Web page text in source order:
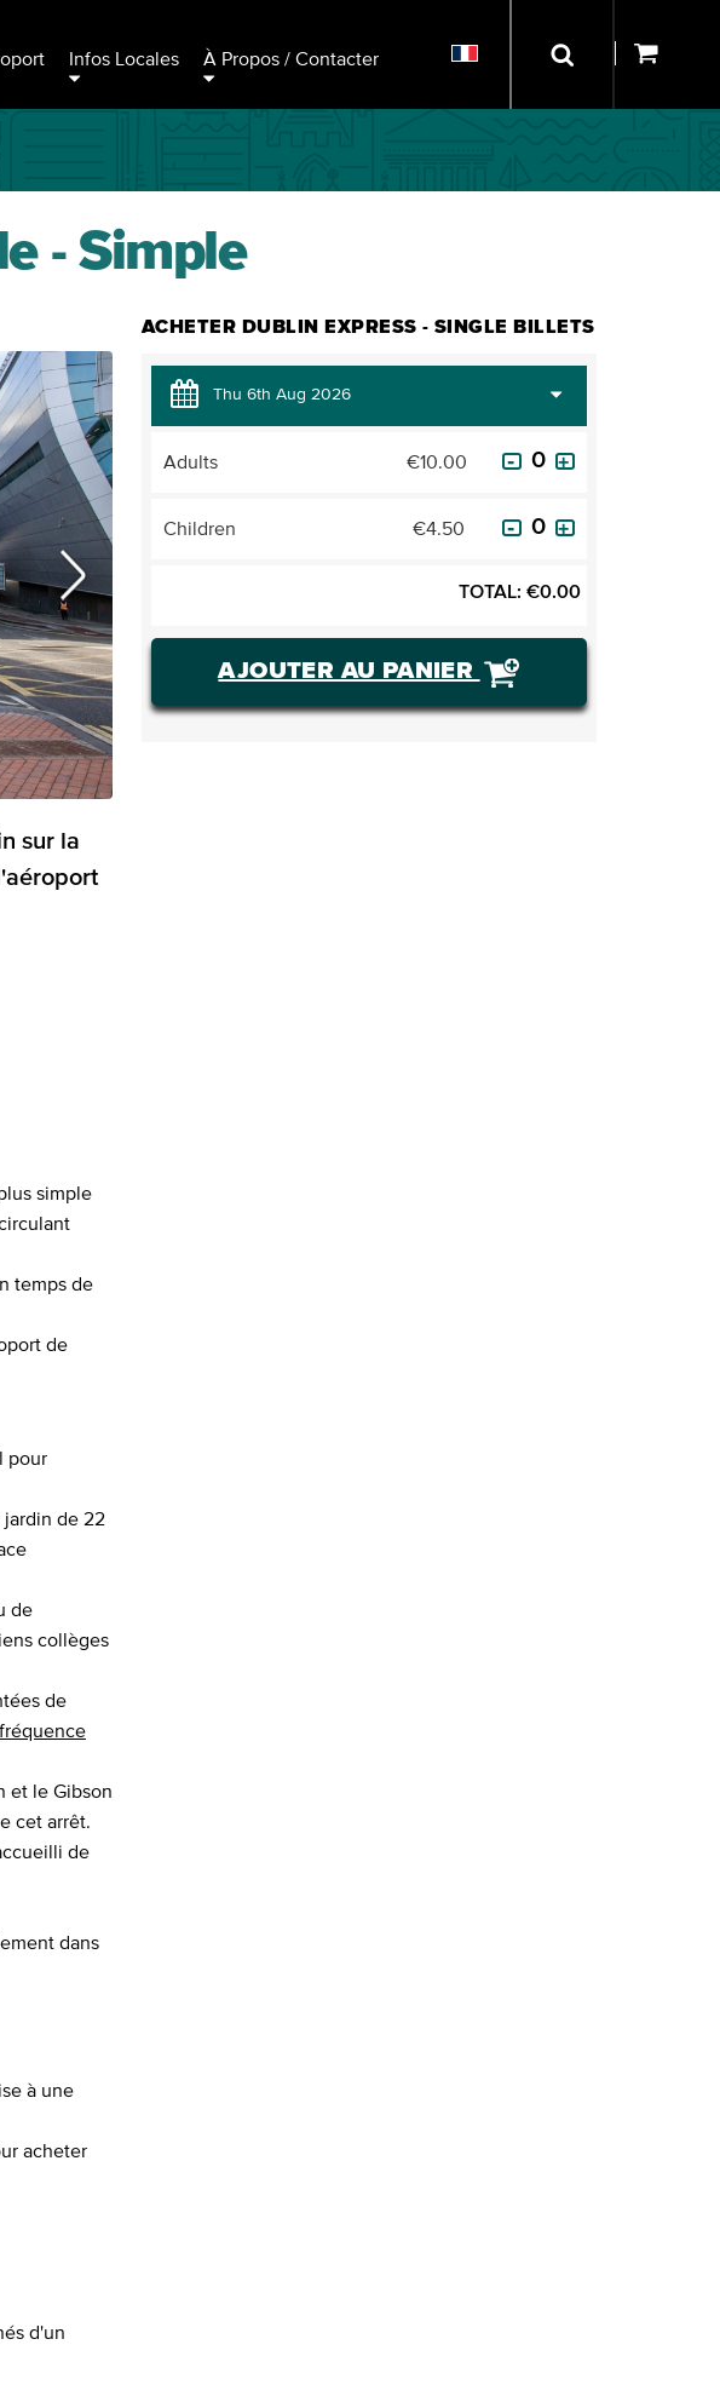
Infos Locales À Propos / Contacter
- Simple
sur la
simple
temps de
de
pour
jardin de 22
de
collèges
de
et le Gibson
cet arrêt.
de
dans
à une
acheter
d'un
ACHETER DUBLIN EXPRESS - SINGLE BILLETS
Adults €10.00
Children €4.50
TOTAL: €0.00
AJOUTER AU PANIER